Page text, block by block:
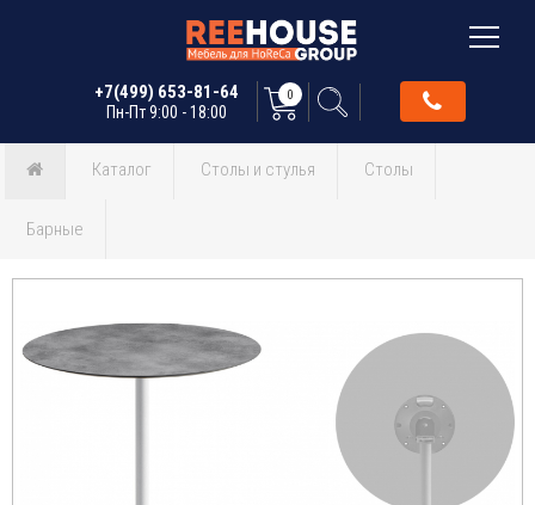
+7(499) 653-81-64
Пн-Пт 9:00 - 18:00
0
Каталог Столы и стулья Столы
Барные